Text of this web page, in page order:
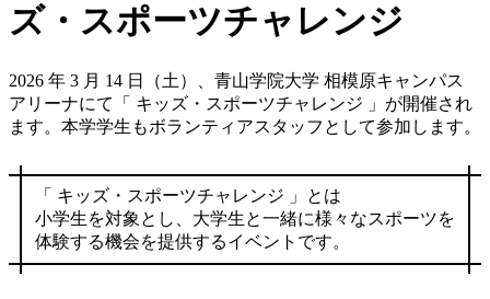
ズ・スポーツチャレンジ
2026 年 3 月 14 日（土）、青山学院大学 相模原キャンパス
アリーナにて「 キッズ・スポーツチャレンジ 」が開催され
ます。本学学生もボランティアスタッフとして参加します。
「 キッズ・スポーツチャレンジ 」とは
小学生を対象とし、大学生と一緒に様々なスポーツを
体験する機会を提供するイベントです。